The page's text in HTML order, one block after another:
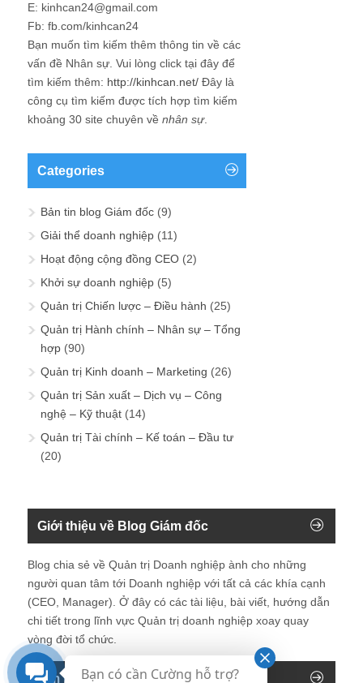
E: kinhcan24@gmail.com
Fb: fb.com/kinhcan24
Bạn muốn tìm kiếm thêm thông tin về các
vấn đề Nhân sự . Vui lòng click tại đây để
tìm kiếm thêm: http://kinhcan.net/ Đây là
công cụ tìm kiếm được tích hợp tìm kiếm
khoảng 30 site chuyên về nhân sự.
Categories
Bản tin blog Giám đốc (9)
Giải thể doanh nghiệp (11)
Hoạt động cộng đồng CEO (2)
Khởi sự doanh nghiệp (5)
Quản trị Chiến lược – Điều hành (25)
Quản trị Hành chính – Nhân sự – Tổng
hợp (90)
Quản trị Kinh doanh – Marketing (26)
Quản trị Sản xuất – Dịch vụ – Công
nghệ – Kỹ thuật (14)
Quản trị Tài chính – Kế toán – Đầu tư
(20)
Giới thiệu về Blog Giám đốc
Blog chia sẻ về Quản trị Doanh nghiệp ành cho những
người quan tâm tới Doanh nghiệp với tất cả các khía cạnh
(CEO, Manager). Ở đây có các tài liệu, bài viết, hướng dẫn
chi tiết trong lĩnh vực Quản trị doanh nghiệp xoay quay
vòng đời tổ chức.
Tìm kiếm trên blog
Bạn có cần Cường hỗ trợ?